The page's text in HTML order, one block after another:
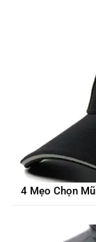
4 Mẹo Chọn